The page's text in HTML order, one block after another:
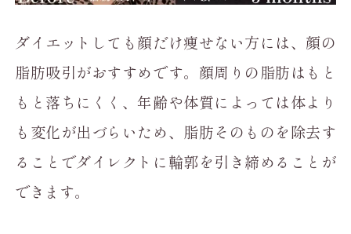
ダイエットしても顔だけ痩せない方には、顔の
脂肪吸引がおすすめです。顔周りの脂肪はもと
もと落ちにくく、年齢や体質によっては体より
も変化が出づらいため、脂肪そのものを除去す
ることでダイレクトに輪郭を引き締めることが
できます。